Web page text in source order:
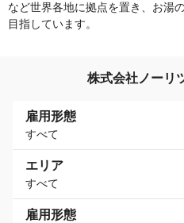
など世界各地に拠点を置き、お湯
目指しています。
株式会社ノーリ
雇用形態
すべて
エリア
すべて
雇用形態